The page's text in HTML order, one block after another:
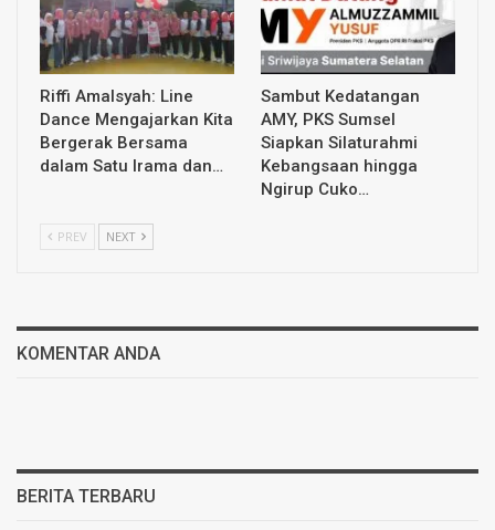
Riffi Amalsyah: Line
Dance Mengajarkan Kita
Bergerak Bersama
dalam Satu Irama dan…
Sambut Kedatangan
AMY, PKS Sumsel
Siapkan Silaturahmi
Kebangsaan hingga
Ngirup Cuko…
PREV NEXT
KOMENTAR ANDA
BERITA TERBARU